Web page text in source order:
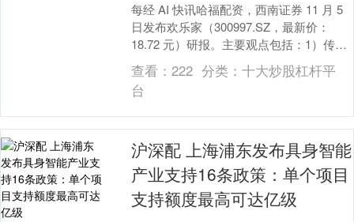
每经 AI 快讯哈福配资，西南证券 11 月 5
日发布欢乐家（300997.SZ，最新价：
18.72 元）研报。主要观点包括：1）传统
渠道承压，新兴渠道与业务....
查看：222 分类： 十大炒股杠杆平
台
沪深配 上海浦东发布具身智能
产业支持16条政策：单个项目
支持额度最高可达亿级